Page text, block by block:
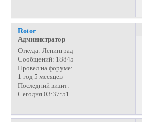
Rotor
Администратор
Откуда: Ленинград
Сообщений: 18845
Провел на форуме:
1 год 5 месяцев
Последний визит:
Сегодня 03:37:51